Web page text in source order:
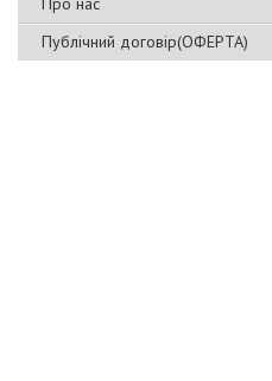
Публічний договір(ОФЕРТА)